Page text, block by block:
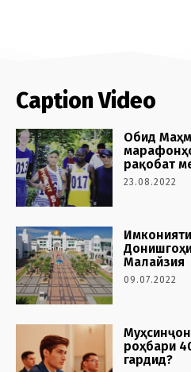
Caption Video
Обид
рақобат
23.08.2022
Малайзия
09.07.2022
роҳбари
гардид?